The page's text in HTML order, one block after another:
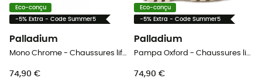
Eco-conçu
-5% Extra - Code Summer5
Palladium
Mono Chrome - Chaussures lifestyle
74,90 €
Eco-conçu
-5% Extra - Code Summer5
Palladium
Pampa Oxford - Chaussures lifestyle femme
74,90 €